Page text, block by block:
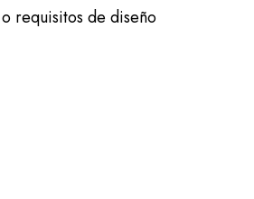
requisitos de diseño